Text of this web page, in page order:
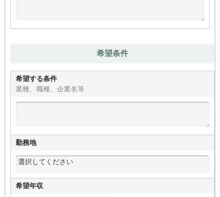
希望条件
希望する条件
業種、職種、企業名等
勤務地
希望年収